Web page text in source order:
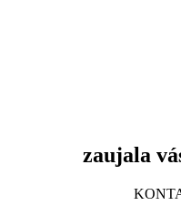
zaujala